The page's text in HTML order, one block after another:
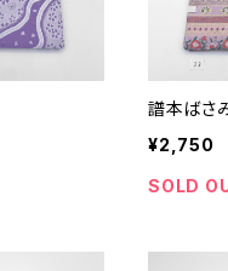
譜本ばさ
¥2,750
SOLD